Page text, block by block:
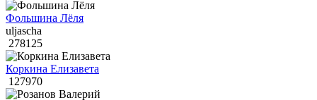
Фольшина Лёля
uljascha
278125
Коркина Елизавета
127970